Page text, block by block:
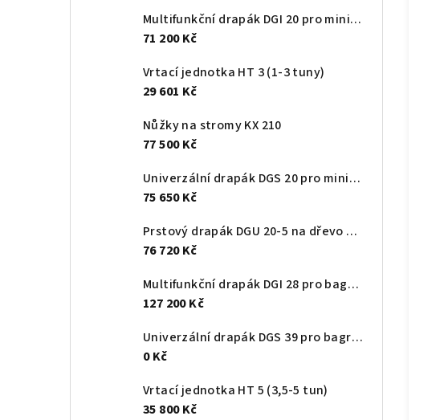
Multifunkční drapák DGI 20 pro minibagry 2- 6 tun
71 200 Kč
Vrtací jednotka HT 3 (1-3 tuny)
29 601 Kč
Nůžky na stromy KX 210
77 500 Kč
Univerzální drapák DGS 20 pro minibagry 2-6 tun
75 650 Kč
Prstový drapák DGU 20-5 na dřevo a kameny
76 720 Kč
Multifunkční drapák DGI 28 pro bagry 8 -14 tun
127 200 Kč
Univerzální drapák DGS 39 pro bagry 14-24 tun
0 Kč
Vrtací jednotka HT 5 (3,5-5 tun)
35 800 Kč